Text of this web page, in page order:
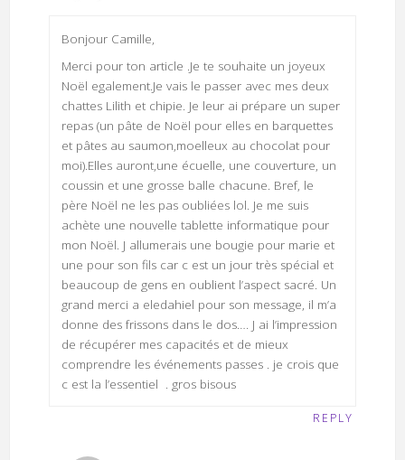
Bonjour Camille,
Merci pour ton article .Je te souhaite un joyeux
Noël egalement.Je vais le passer avec mes deux
chattes Lilith et chipie. Je leur ai prépare un super
repas (un pâte de Noël pour elles en barquettes
et pâtes au saumon,moelleux au chocolat pour
moi).Elles auront,une écuelle, une couverture, un
coussin et une grosse balle chacune. Bref, le
père Noël ne les pas oubliées lol. Je me suis
achète une nouvelle tablette informatique pour
mon Noël. J allumerais une bougie pour marie et
une pour son fils car c est un jour très spécial et
beaucoup de gens en oublient l’aspect sacré. Un
grand merci a eledahiel pour son message, il m’a
donne des frissons dans le dos…. J ai l’impression
de récupérer mes capacités et de mieux
comprendre les événements passes . je crois que
c est la l’essentiel . gros bisous
REPLY